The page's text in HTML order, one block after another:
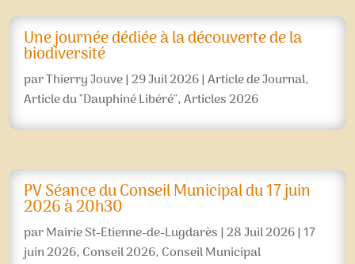
Une journée dédiée à la découverte de la
biodiversité
parThierry Jouve|29 Juil 2026|Article de Journal,
Article du "Dauphiné Libéré",Articles 2026
PV Séance du Conseil Municipal du 17 juin
2026 à 20h30
parMairie St-Etienne-de-Lugdarès|28 Juil 2026|17
juin 2026, Conseil 2026, Conseil Municipal